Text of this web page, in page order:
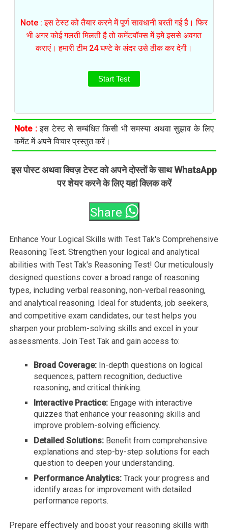
Note : इस टेस्ट को तैयार करने में पूर्ण सावधानी बरती गई है। फिर
भी अगर कोई गलती मिलती है तो कमेंटबॉक्स में हमे इससे अवगत
कराएं। हमारी टीम 24 घण्टे के अंदर उसे ठीक कर देगी।
Start Test
Note :इस टेस्ट से सम्बंधित किसी भी समस्या अथवा सुझाव के लिए
कमेंट में अपने विचार प्रस्तुत करें।
इस पोस्ट अथवा क्विज़ टेस्ट को अपने दोस्तों के साथ WhatsApp
पर शेयर करने के लिए यहां क्लिक करें
Share
Enhance Your Logical Skills with Test Tak's Comprehensive
Reasoning Test. Strengthen your logical and analytical
abilities with Test Tak's Reasoning Test! Our meticulously
designed questions cover a broad range of reasoning
types, including verbal reasoning, non-verbal reasoning,
and analytical reasoning. Ideal for students, job seekers,
and competitive exam candidates, our test helps you
sharpen your problem-solving skills and excel in your
assessments. Join Test Tak and gain access to:
Broad Coverage: In-depth questions on logical
sequences, pattern recognition, deductive
reasoning, and critical thinking.
Interactive Practice: Engage with interactive
quizzes that enhance your reasoning skills and
improve problem-solving efficiency.
Detailed Solutions: Benefit from comprehensive
explanations and step-by-step solutions for each
question to deepen your understanding.
Performance Analytics: Track your progress and
identify areas for improvement with detailed
performance reports.
Prepare effectively and boost your reasoning skills with